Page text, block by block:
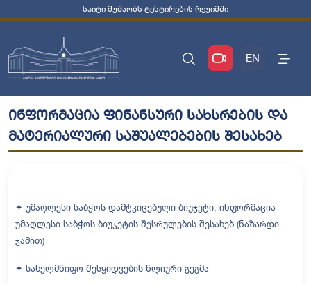
საიტი მუშაობს ტესტირების რეჟიმში
EN
ინფორმაცია ფინანსური სახსრების და
მატერიალური საშუალებების შესახებ
✦ უმაღლესი საბჭოს დამტკიცებული ბიუჯეტი, ინფორმაცია
უმაღლესი საბჭოს ბიუჯეტის შესრულების შესახებ (ნაზარდი
ჯამით)
✦ სახელმწიფო შესყიდვების წლიური გეგმა